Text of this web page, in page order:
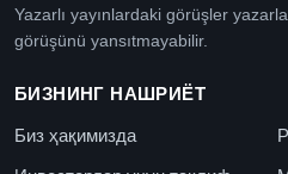
Yazarlı yayınlardaki görüşler
görüşünü yansıtmayabilir.
БИЗНИНГ НАШРИЁТ
Биз ҳақимизда